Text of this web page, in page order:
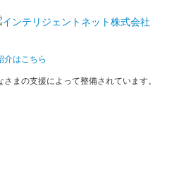
城） 御城印
介はこちら
まの支援によって整備されています。